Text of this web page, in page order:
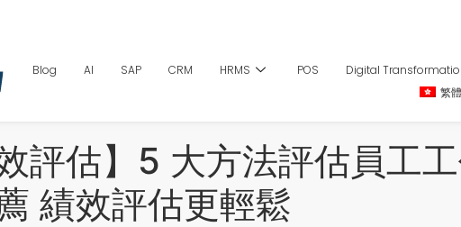
Blog AI SAP CRM HRMS POS Digital
繁
效評估】5 大方法評估員工
績效評估更輕鬆